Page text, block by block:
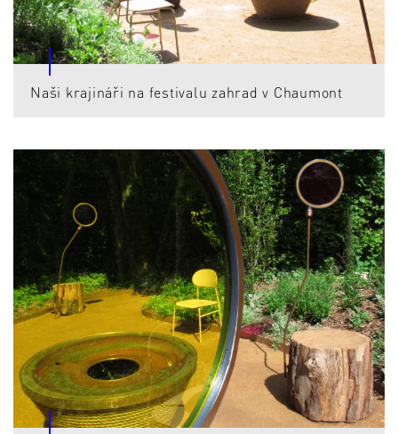
Naši krajináři na festivalu zahrad v Chaumont